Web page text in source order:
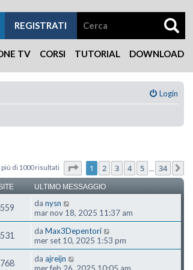
TV CORSI TUTORIAL DOWNLOAD
REGISTRATI
Login
di 1000 risultati Pagina di 34
1 2 3 4 5 34
ULTIMO MESSAGGIO
da nysn
mar nov 18, 2025 11:37 am
da Max3Depentori
mer set 10, 2025 1:53 pm
da ajreijn